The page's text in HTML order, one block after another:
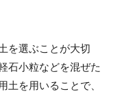
を選ぶことが大切
石小粒などを混ぜた
土を用いることで、